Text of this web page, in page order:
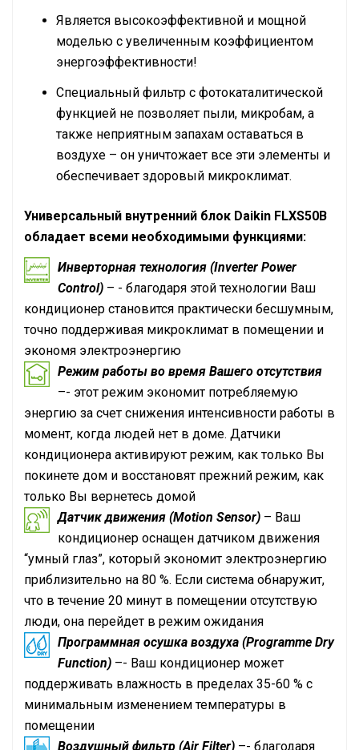
Является высокоэффективной и мощной
моделью с увеличенным коэффициентом
энергоэффективности!
Специальный фильтр с фотокаталитической
функцией не позволяет пыли, микробам, а
также неприятным запахам оставаться в
воздухе – он уничтожает все эти элементы и
обеспечивает здоровый микроклимат.
Универсальный внутренний блок Daikin FLXS50B
обладает всеми необходимыми функциями:
Инверторная технология (Inverter Power
Control) – - благодаря этой технологии Ваш
кондиционер становится практически бесшумным,
точно поддерживая микроклимат в помещении и
экономя электроэнергию
Режим работы во время Вашего отсутствия
–- этот режим экономит потребляемую
энергию за счет снижения интенсивности работы в
момент, когда людей нет в доме. Датчики
кондиционера активируют режим, как только Вы
покинете дом и восстановят прежний режим, как
только Вы вернетесь домой
Датчик движения (Motion Sensor) – Ваш
кондиционер оснащен датчиком движения
“умный глаз”, который экономит электроэнергию
приблизительно на 80 %. Если система обнаружит,
что в течение 20 минут в помещении отсутствую
люди, она перейдет в режим ожидания
Программная осушка воздуха (Programme Dry
Function) –- Ваш кондиционер может
поддерживать влажность в пределах 35-60 % с
минимальным изменением температуры в
помещении
Воздушный фильтр (Air Filter) –- благодаря